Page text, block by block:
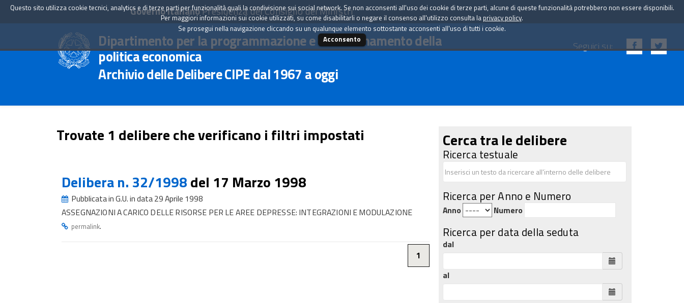
Governo ItalianoPresidenza del Consiglio dei Ministri
Dipartimento per la programmazione e il coordinamento della
politica economica
Archivio delle Delibere CIPE dal 1967 a oggi
Seguici su:
Trovate 1 delibere che verificano i filtri impostati
Delibera n. 32/1998del 17 Marzo 1998
Pubblicata in G.U. in data 29 Aprile 1998
ASSEGNAZIONI A CARICO DELLE RISORSE PER LE AREE DEPRESSE: INTEGRAZIONI E MODULAZIONE
permalink.
1
Cerca tra le delibere
Ricerca testuale
Ricerca per Anno e Numero
Anno Numero
Ricerca per data della seduta
dal
al
Questo sito utilizza cookie tecnici, analytics e di terze parti per funzionalità quali la condivisione sui social network. Se non acconsenti all'uso dei cookie di terze parti, alcune di queste funzionalità potrebbero non essere disponibili.
Per maggiori informazioni sui cookie utilizzati, su come disabilitarli o negare il consenso all'utilizzo consulta la privacy policy.
Se prosegui nella navigazione cliccando su un qualunque elemento sottostante acconsenti all'uso di tutti i cookie.
Acconsento